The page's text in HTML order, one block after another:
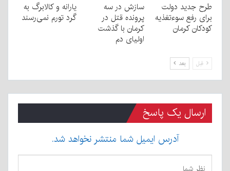
طرح جدید دولت
برای رفع سوءتغذیه
کودکان کرمان
سازش در سه
پرونده قتل در
کرمان با گذشت
اولیای دم
یارانه و کالابرگ به
گرد تورم نمی‌رسند
قبل بعد
ارسال یک پاسخ
آدرس ایمیل شما منتشر نخواهد شد.